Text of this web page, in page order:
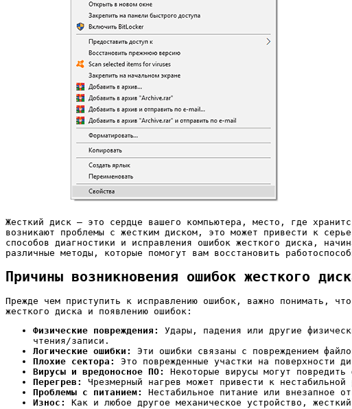
Жесткий диск – это сердце вашего компьютера, место, где хранится операционная система, приложения, фотографии, видео и все остальные важные данные. Поэтому, когда
возникают проблемы с жестким диском, это может привести к
способов диагностики и исправления ошибок жесткого диска,
различные методы, которые помогут вам восстановить
Причины возникновения ошибок жесткого
Прежде чем приступить к исправлению ошибок, важно понимать,
жесткого диска и появлению ошибок:
Физические повреждения:
Удары, падения или другие
чтения/записи.
Логические ошибки:
Эти ошибки связаны с повреждением
Плохие сектора:
Это поврежденные участки на поверхности
Вирусы и вредоносное ПО:
Некоторые вирусы могут
Перегрев:
Чрезмерный нагрев может привести к
Проблемы с питанием:
Нестабильное питание или внезапное
Износ:
Как и любое другое механическое устройство,